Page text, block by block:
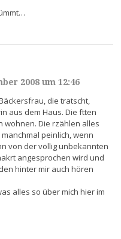
2008 um 12:46
die tratscht,
aus dem Haus. Die ftten
wohnen. Die rzählen alles
peinlich, wenn
von der völlig unbekannten
angesprochen wird und
hinter mir auch hören
alles so über mich hier im